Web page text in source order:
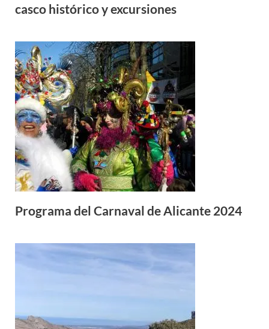
casco histórico y excursiones
Programa del Carnaval de Alicante 2024